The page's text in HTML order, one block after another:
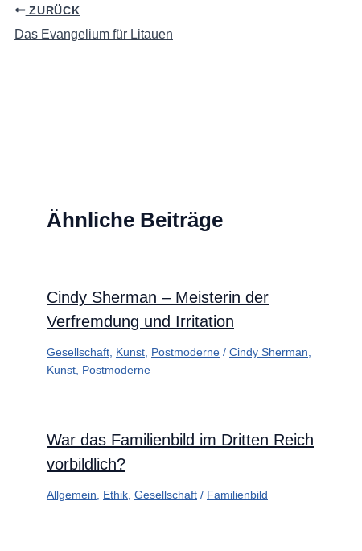
ZURÜCK
Das Evangelium für Litauen
Ähnliche Beiträge
Cindy Sherman – Meisterin der
Verfremdung und Irritation
Gesellschaft Kunst Postmoderne / Cindy Sherman
Kunst Postmoderne
War das Familienbild im Dritten Reich
vorbildlich?
Allgemein Ethik Gesellschaft / Familienbild